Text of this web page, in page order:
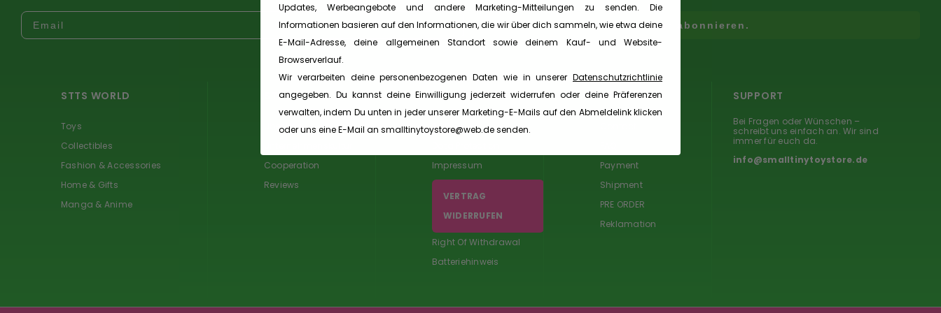
Trage dich mit deiner Email ein:
Hier abonnieren.
STTS WORLD
Toys
Collectibles
Fashion & Accessories
Home & Gifts
Manga & Anime
STORY
Über Uns
Cooperation
Reviews
INFORMATION
AGB
Impressum
VERTRAG
WIDERRUFEN
Right Of Withdrawal
Batteriehinweis
SERVICE
Payment
Shipment
PRE ORDER
Reklamation
SUPPORT
Bei Fragen oder Wünschen –
schreibt uns einfach an. Wir sind
immer für euch da.
info@smalltinytoystore.de
Updates, Werbeangebote und andere Marketing-Mitteilungen zu senden. Die
Informationen basieren auf den Informationen, die wir über dich sammeln, wie etwa deine
E-Mail-Adresse, deine allgemeinen Standort sowie deinem Kauf- und Website-
Browserverlauf.
Wir verarbeiten deine personenbezogenen Daten wie in unserer Datenschutzrichtlinie
angegeben. Du kannst deine Einwilligung jederzeit widerrufen oder deine Präferenzen
verwalten, indem Du unten in jeder unserer Marketing-E-Mails auf den Abmeldelink klicken
oder uns eine E-Mail an smalltinytoystore@web.de senden.